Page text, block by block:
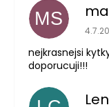
MS
nejkrasnejsi
doporucuji!!!